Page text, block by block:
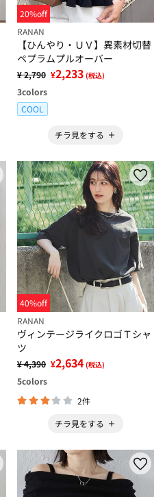
20%off
RANAN
【ひんやり・ＵＶ】異素材切替
ペプラムプルオーバー
¥ 2,790 ¥2,233 (税込)
3colors
COOL
チラ見をする
40%off
RANAN
ヴィンテージライクロゴＴシャ
ツ
¥ 4,390 ¥2,634 (税込)
5colors
2件
チラ見をする